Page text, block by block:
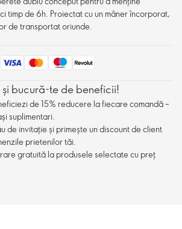
timp de 6h. Proiectat cu un mâner încorporat,
de transportat oriunde.
și bucură-te de beneficii!
de 15% reducere la fiecare comandă –
suplimentari.
de invitație și primește un discount de client
prietenilor tăi.
gratuită la produsele selectate cu preț